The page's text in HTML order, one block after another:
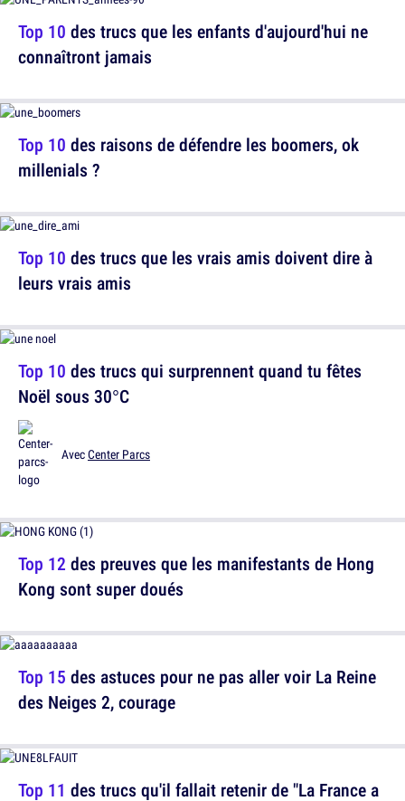
Top 10 des raisons de défendre les boomers, ok
millenials ?
Top 10 des trucs qui surprennent quand tu fêtes
Noël sous 30°C
AvecCenter Parcs
Top 15 des astuces pour ne pas aller voir La Reine
des Neiges 2, courage
Top 10 des trucs que les enfants d'aujourd'hui ne
connaîtront jamais
Top 10 des trucs que les vrais amis doivent dire à
leurs vrais amis
Top 12 des preuves que les manifestants de Hong
Kong sont super doués
Top 11 des trucs qu'il fallait retenir de "La France a